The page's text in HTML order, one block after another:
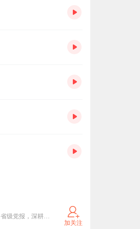
羊城晚报创刊于1957年10月1日，是新中国成立后办起的第一张大型综合性晚报，是广东省委主管主办的省级党报，深耕岭南，辐射全国至海外，曾有百万级发行量。2003年羊城晚报位列全球日报发行量20强。如今，羊城晚报已经发展成为集报纸、网站、客户端为一体的全媒体传播平台，2020年融合传播力指数综合得分在所有省级报纸中排名第三。
加关注